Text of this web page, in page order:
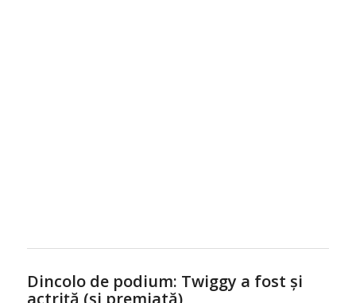
Dincolo de podium: Twiggy a fost și